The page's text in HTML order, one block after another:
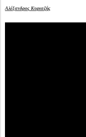
Αλέξανδρος Κυριαζής